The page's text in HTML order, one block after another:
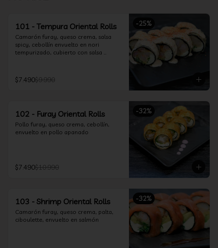
-25%
101 - Tempura Oriental Rolls
Camarón furay, queso crema, salsa
spicy, cebollín envuelto en nori
tempurizado, cubierto con salsa
$7.490$9.990
-32%
102 - Furay Oriental Rolls
Pollo furay, queso crema, cebollín,
envuelto en pollo apanado
$7.490$10.990
-32%
103 - Shrimp Oriental Rolls
Camarón furay, queso crema, palta,
ciboulette, envuelto en salmón